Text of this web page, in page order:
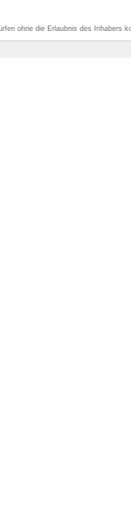
ohne die Erlaubnis des Inhabers